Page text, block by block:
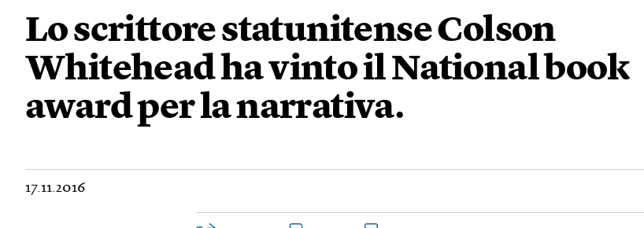
Lo scrittore statunitense Colson
Whitehead ha vinto il National book
award per la narrativa.
17.11.2016